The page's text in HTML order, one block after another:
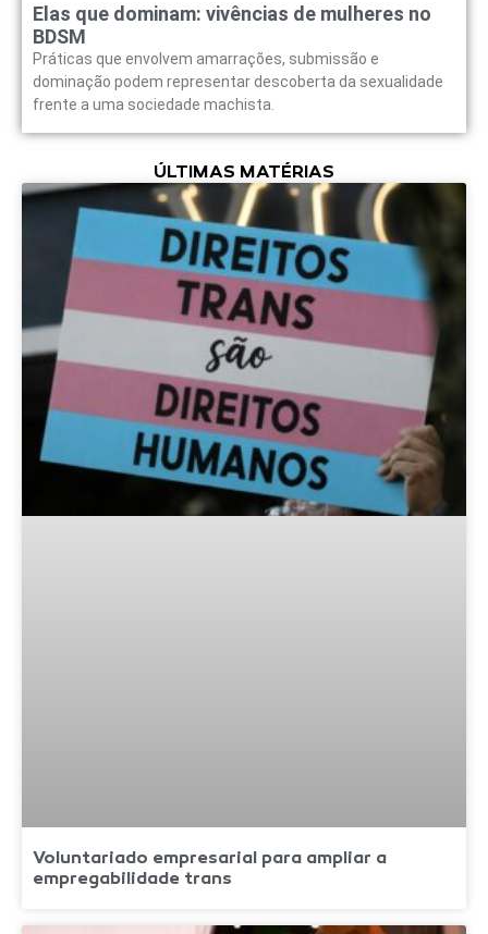
Elas que dominam: vivências de mulheres no
BDSM
Práticas que envolvem amarrações, submissão e
dominação podem representar descoberta da sexualidade
frente a uma sociedade machista.
ÚLTIMAS MATÉRIAS
Voluntariado empresarial para ampliar a
empregabilidade trans